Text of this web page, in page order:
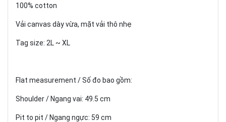
100% cotton
Vải canvas dày vừa, mặt vải thô nhẹ
Tag size: 2L ~ XL
Flat measurement / Số đo bao gồm:
Shoulder / Ngang vai: 49.5 cm
Pit to pit / Ngang ngực: 59 cm